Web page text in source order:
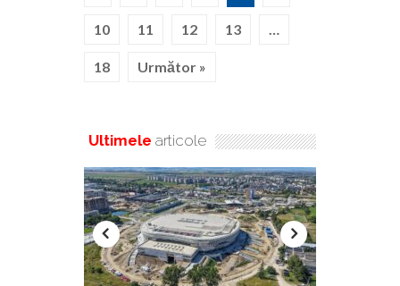
10 11 12 13 …
18 Următor »
Ultimele articole